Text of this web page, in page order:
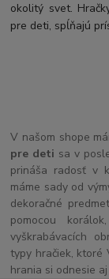
okolitý svet.
pre deti, spĺňajú
V našom shope
pre deti sa v
prináša radosť v
máme sady od
dekoračné
pomocou
vyškrabávacích
typy hračiek, ktoré
hrania si odnesie